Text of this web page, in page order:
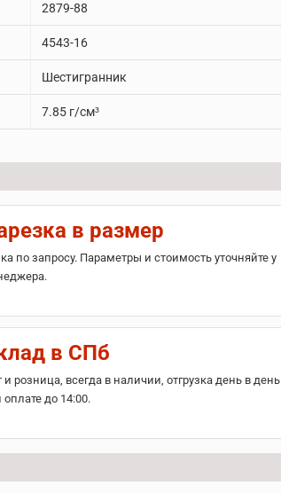
2879-88
4543-16
Шестигранник
7.85 г/см³
в размер
по запросу. Параметры и стоимость уточняйте у
в СПб
и розница, всегда в наличии, отгрузка день в день
оплате до 14:00.